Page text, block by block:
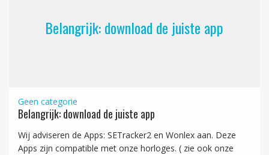
Belangrijk: download de juiste app
Geen categorie
Belangrijk: download de juiste app
Wij adviseren de Apps: SETracker2 en Wonlex aan. Deze
Apps zijn compatible met onze horloges. ( zie ook onze